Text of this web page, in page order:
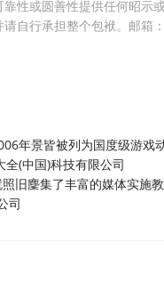
性或圆善性提供任何昭示
自行承担整个包袱。邮箱
年景皆被列为国度级游戏
全(中国)科技有限公司
旧麇集了丰富的媒体实施
司